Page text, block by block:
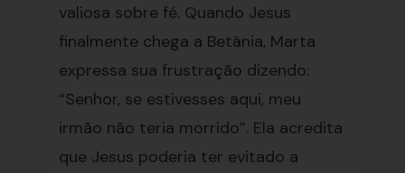
valiosa sobre fé. Quando Jesus
finalmente chega a Betânia, Marta
expressa sua frustração dizendo:
“Senhor, se estivesses aqui, meu
irmão não teria morrido”. Ela acredita
que Jesus poderia ter evitado a